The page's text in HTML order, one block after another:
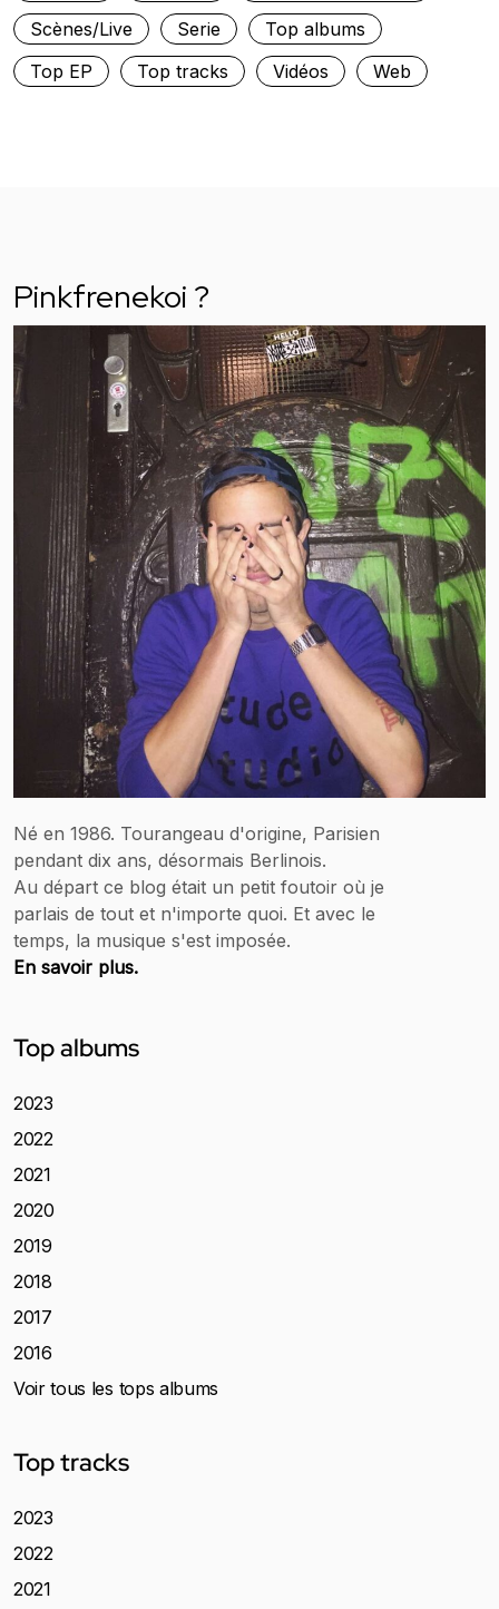
Scènes/Live
Serie
Top albums
Top EP
Top tracks Vidéos Web
Pinkfrenekoi ?
Né en 1986. Tourangeau d'origine, Parisien
pendant dix ans, désormais Berlinois.
Au départ ce blog était un petit foutoir où je
parlais de tout et n'importe quoi. Et avec le
temps, la musique s'est imposée.
En savoir plus.
Top albums
2023
2022
2021
2020
2019
2018
2017
2016
Voir tous les tops albums
Top tracks
2023
2022
2021